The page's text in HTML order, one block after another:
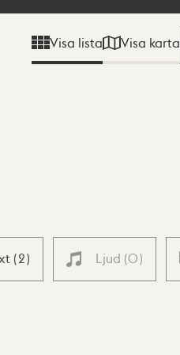
Visa lista Visa karta
(2) Ljud (0)